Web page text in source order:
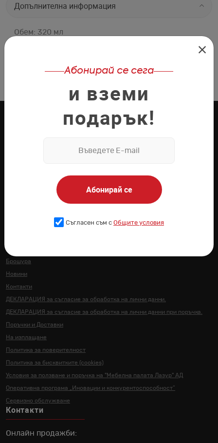
Абонирай се сега
и вземи
подарък!
Абонирай се
Съгласен съм с Общите условия
Допълнителна информация
Обем: 320 мл
Полезни линкове
Услуги
Брошура
Новини
Контакти
ДЕКЛАРАЦИЯ за съгласие за обработка на лични данни.
ДЕКЛАРАЦИЯ за съгласие за обработка на лични данни при поръчка.
Поръчки и Доставки
На изплащане
Политика за поверителност
Политика за бисквитките (cookies)
Условия за ползване и поръчка на "Мебелна палата Лазур" АД
Оперативна програма „Иновации и конкурентоспособност“
Сервизно обслужване
Контакти
Онлайн продажби:
Сервизно обслужване